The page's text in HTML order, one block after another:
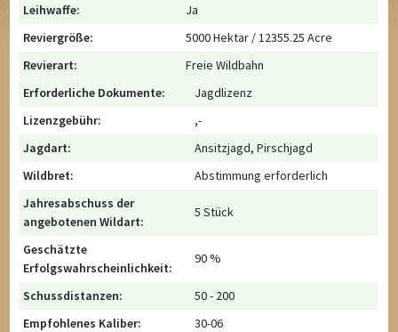
Leihwaffe:
Ja
Reviergröße:
5000 Hektar / 12355.25 Acre
Revierart:
Freie Wildbahn
Erforderliche Dokumente:
Jagdlizenz
Lizenzgebühr:
,-
Jagdart:
Ansitzjagd, Pirschjagd
Wildbret:
Abstimmung erforderlich
Jahresabschuss der
angebotenen Wildart:
5 Stück
Geschätzte
Erfolgswahrscheinlichkeit:
90 %
Schussdistanzen:
50 - 200
Empfohlenes Kaliber:
30-06